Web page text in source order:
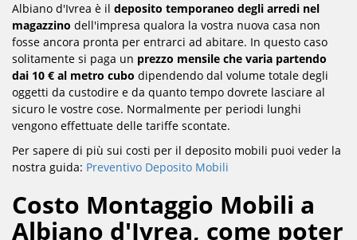
Albiano d'Ivrea è il deposito temporaneo degli arredi nel
magazzino dell'impresa qualora la vostra nuova casa non
fosse ancora pronta per entrarci ad abitare. In questo caso
solitamente si paga un prezzo mensile che varia partendo
dai 10 € al metro cubo dipendendo dal volume totale degli
oggetti da custodire e da quanto tempo dovrete lasciare al
sicuro le vostre cose. Normalmente per periodi lunghi
vengono effettuate delle tariffe scontate.
Per sapere di più sui costi per il deposito mobili puoi veder la
nostra guida: Preventivo Deposito Mobili
Costo Montaggio Mobili a
Albiano d'Ivrea, come poter